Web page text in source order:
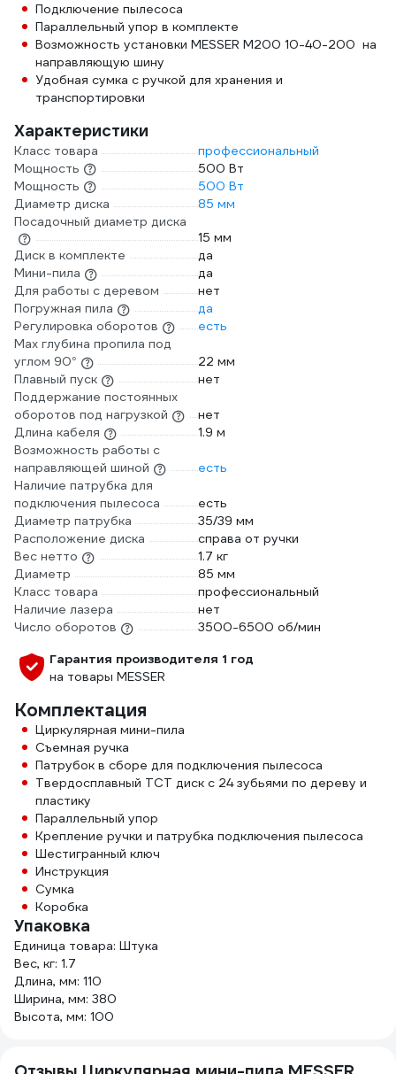
Подключение пылесоса
Параллельный упор в комплекте
Возможность установки MESSER M200 10-40-200 на
направляющую шину
Удобная сумка с ручкой для хранения и
транспортировки
Характеристики
Класс товара
профессиональный
Мощность
500 Вт
Мощность
500 Вт
Диаметр диска
85 мм
Посадочный диаметр диска
15 мм
Диск в комплекте
да
Мини-пила
да
Для работы с деревом
нет
Погружная пила
да
Регулировка оборотов
есть
Max глубина пропила под
углом 90°
22 мм
Плавный пуск
нет
Поддержание постоянных
оборотов под нагрузкой
нет
Длина кабеля
1.9 м
Возможность работы с
направляющей шиной
есть
Наличие патрубка для
подключения пылесоса
есть
Диаметр патрубка
35/39 мм
Расположение диска
справа от ручки
Вес нетто
1.7 кг
Диаметр
85 мм
Класс товара
профессиональный
Наличие лазера
нет
Число оборотов
3500-6500 об/мин
Гарантия производителя 1 год
на товары MESSER
Комплектация
Циркулярная мини-пила
Съемная ручка
Патрубок в сборе для подключения пылесоса
Твердосплавный ТСТ диск с 24 зубьями по дереву и
пластику
Параллельный упор
Крепление ручки и патрубка подключения пылесоса
Шестигранный ключ
Инструкция
Сумка
Коробка
Упаковка
Единица товара: Штука
Вес, кг: 1.7
Длина, мм: 110
Ширина, мм: 380
Высота, мм: 100